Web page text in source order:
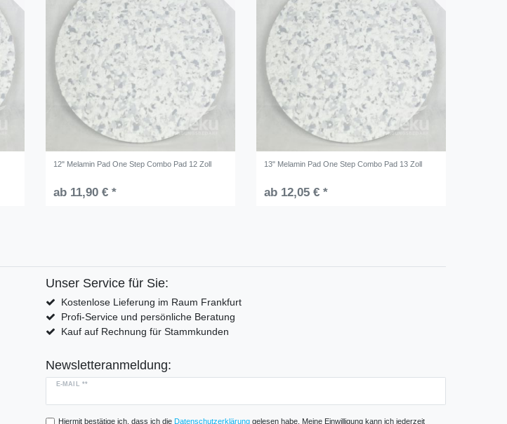
12" Melamin Pad One Step Combo Pad 12 Zoll
ab 11,90 € *
13" Melamin Pad One Step Combo Pad 13 Zoll
ab 12,05 € *
Unser Service für Sie:
Kostenlose Lieferung im Raum Frankfurt
Profi-Service und persönliche Beratung
Kauf auf Rechnung für Stammkunden
Newsletteranmeldung:
E-MAIL **
Hiermit bestätige ich, dass ich die Daten­schutz­erklärunggelesen habe. Meine Einwilligung kann ich jederzeit